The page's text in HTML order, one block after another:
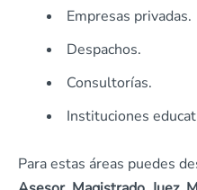
Empresas privadas.
Despachos.
Consultorías.
Instituciones
Para estas áreas puedes